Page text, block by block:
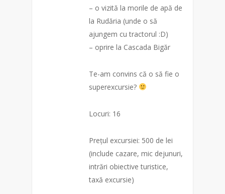
– o vizită la morile de apă de
la Rudăria (unde o să
ajungem cu tractorul :D)
– oprire la Cascada Bigăr
Te-am convins că o să fie o
superexcursie?
Locuri: 16
Prețul excursiei: 500 de lei
(include cazare, mic dejunuri,
intrări obiective turistice,
taxă excursie)